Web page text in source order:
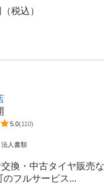
税込）
5.0(110)
法人書類
換・中古タイヤ販売
のフルサービス...